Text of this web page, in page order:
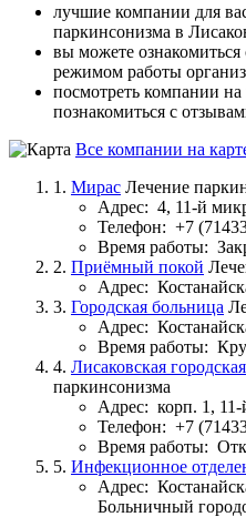
лучшие компании для
паркинсонизма в
вы можете
режимом работы
посмотреть компании на
познакомиться с
Все компании на
1. Мирас Лечение
Адрес: 4, 11-й
Телефон: +7
Время работы:
2. Приёмный покой
Адрес:
3. Городская больница
Адрес:
Время работы:
4. Лисаковская
паркинсонизма
Адрес: корп. 1,
Телефон: +7
Время работы:
5. Инфекционное
Адрес:
Больничный